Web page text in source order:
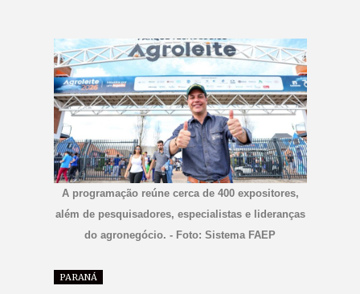
A programação reúne cerca de 400 expositores,
além de pesquisadores, especialistas e lideranças
do agronegócio. - Foto: Sistema FAEP
PARANÁ